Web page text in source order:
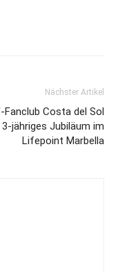
Nächster Artikel
Fanclub Costa del Sol
jähriges Jubiläum im
Lifepoint Marbella